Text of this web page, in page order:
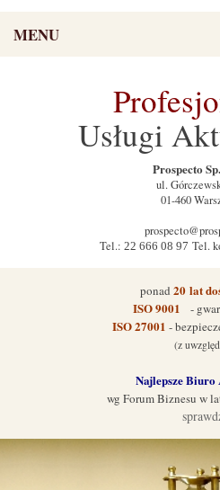
MENU
Usługi
Prospecto
ul.
01-460
Tel.: 22 666 08 97 Tel.
ponad 20lat
ISO 9001 -
ISO 27001 -
(z
Najlepsze Biuro
wg Forum Biznesu w